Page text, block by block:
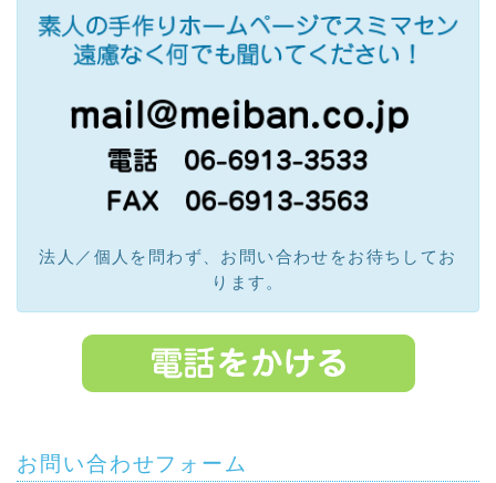
法人／個人を問わず、お問い合わせをお待ちしてお
ります。
お問い合わせフォーム